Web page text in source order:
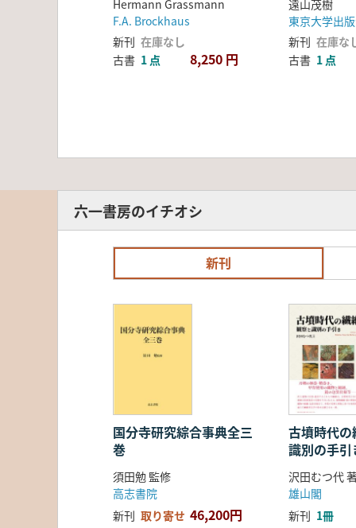
Hermann Grassmann
F.A. Brockhaus
新刊 在庫なし
古書 1 点 8,250 円
遠山茂樹
東京大学出
新刊 在庫な
古書 1 点
六一書房のイチオシ
新刊
国分寺研究綜合事典全三
巻
須田勉 監修
高志書院
新刊 取り寄せ 46,200円
古墳時代
識別の手引
沢田むつ代
雄山閣
新刊 1冊